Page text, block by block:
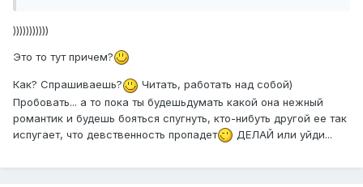
)))))))))))
Это то тут причем?
Как? Спрашиваешь?
Читать, работать над собой)
Пробовать... а то пока ты будешьдумать какой она нежный
романтик и будешь бояться спугнуть, кто-нибуть другой ее так
испугает, что девственность пропадет
ДЕЛАЙ или уйди...